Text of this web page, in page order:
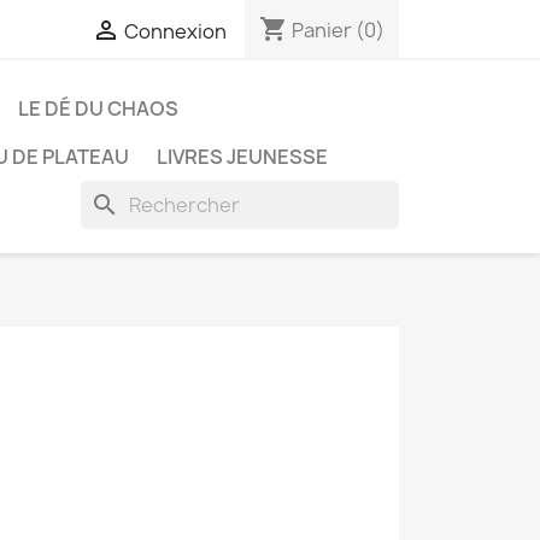
 Connexion shopping_cart Panier (0)
LE DÉ DU CHAOS
DE PLATEAU LIVRES JEUNESSE
search